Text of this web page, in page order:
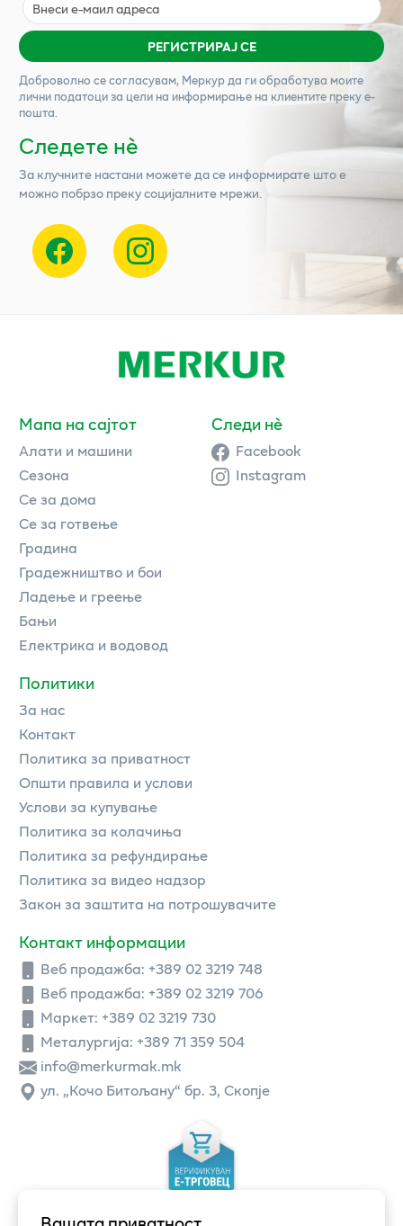
РЕГИСТРИРАЈ СЕ
Доброволно се согласувам, Меркурда ги обработува моите
лични податоци за цели на информирање на клиентите преку е-
пошта.
Следете нѐ
За клучните настани можете да се информирате што е
можно побрзо преку социјалните мрежи.
Мапа на сајтот
Алати и машини
Сезона
Се за дома
Се за готвење
Градина
Градежништво и бои
Ладење и греење
Бањи
Електрика и водовод
Политики
За нас
Контакт
Политика за приватност
Општи правила и услови
Услови за купување
Политика за колачиња
Политика за рефундирање
Политика за видео надзор
Закон за заштита на потрошувачите
Контакт информации
Веб продажба: +389 02 3219 748
Веб продажба: +389 02 3219 706
Маркет: +389 02 3219 730
Металургија: +389 71 359 504
info@merkurmak.mk
ул. „Кочо Битољану“ бр. 3, Скопје
Следи нè
Facebook
Instagram